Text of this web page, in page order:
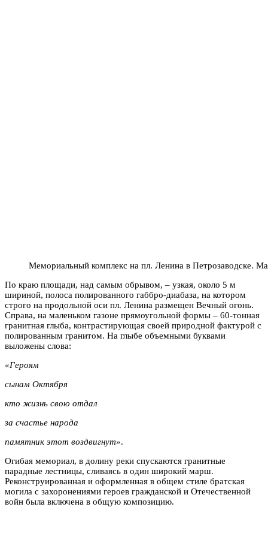
Мемориальный комплекс на пл. Ленина в Петрозаводске.
По краю площади, над самым обрывом, – узкая, около 5 м
шириной, полоса полированного габбро-диабаза, на котором
строго на продольной оси пл. Ленина размещен Вечный огонь.
Справа, на маленьком газоне прямоугольной формы – 60-тонная
гранитная глыба, контрастирующая своей природной фактурой с
полированным гранитом. На глыбе объемными буквами
выложены слова:
«Героям
сынам Октября
кто жизнь свою отдал
за счастье народа
памятник этот воздвигнут».
Огибая мемориал, в долину реки спускаются гранитные
парадные лестницы, сливаясь в один широкий марш.
Реконструированная и оформленная в общем стиле братская
могила с захоронениями героев гражданской и Отечественной
войн была включена в общую композицию.